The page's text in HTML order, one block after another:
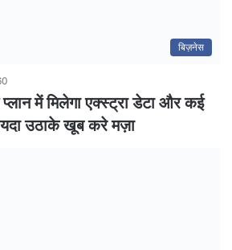
बिज़नेस
में मिलेगा एक्स्ट्रा डेटा और कई
उठाके खूब करे मज़ा